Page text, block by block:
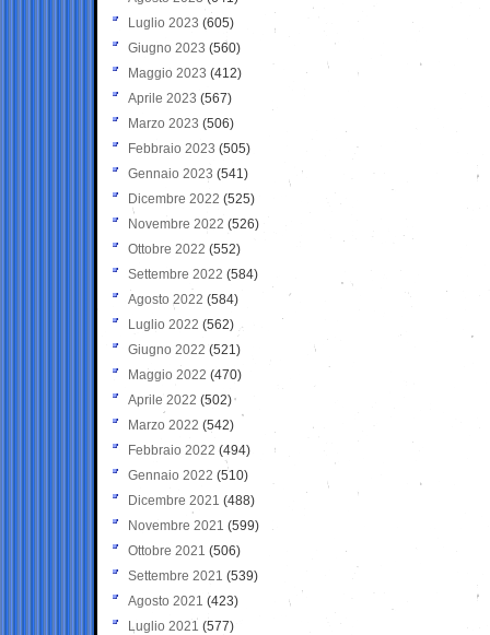
Luglio 2023 (605)
Giugno 2023 (560)
Maggio 2023 (412)
Aprile 2023 (567)
Marzo 2023 (506)
Febbraio 2023 (505)
Gennaio 2023 (541)
Dicembre 2022 (525)
Novembre 2022 (526)
Ottobre 2022 (552)
Settembre 2022 (584)
Agosto 2022 (584)
Luglio 2022 (562)
Giugno 2022 (521)
Maggio 2022 (470)
Aprile 2022 (502)
Marzo 2022 (542)
Febbraio 2022 (494)
Gennaio 2022 (510)
Dicembre 2021 (488)
Novembre 2021 (599)
Ottobre 2021 (506)
Settembre 2021 (539)
Agosto 2021 (423)
Luglio 2021 (577)